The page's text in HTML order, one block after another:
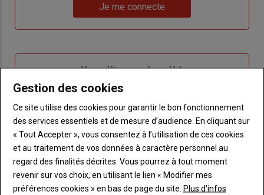
de
me
Je me connecte
Sous-
Vous n'êtes pas abonné(e)
TITRE CRÉEZ UN COMPTE
BodyChoisissez votre formule et créez votre
compte pour accéder à tout Terre de
Touraine.
Lien Créez un compte
Gestion des cookies
Ce site utilise des cookies pour garantir le bon fonctionnement
des services essentiels et de mesure d’audience. En cliquant sur
« Tout Accepter », vous consentez à l’utilisation de ces cookies
et au traitement de vos données à caractère personnel au
regard des finalités décrites. Vous pourrez à tout moment
revenir sur vos choix, en utilisant le lien « Modifier mes
préférences cookies » en bas de page du site. Plus d'infos